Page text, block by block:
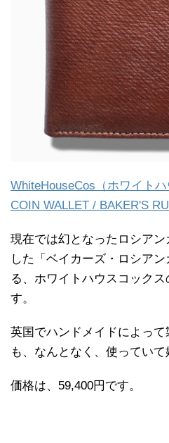
WhiteHouseCos（ホワイト
COIN WALLET / BAKER'S
現在では幻となったロシア
した「ベイカーズ・ロシア
る、ホワイトハウスコック
す。
英国でハンドメイドによっ
も、なんとなく、使っていて
価格は、59,400円です。